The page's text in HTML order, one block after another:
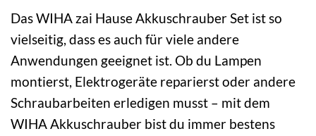
Das WIHA zai Hause Akkuschrauber Set ist so
vielseitig, dass es auch für viele andere
Anwendungen geeignet ist. Ob du Lampen
montierst, Elektrogeräte reparierst oder andere
Schraubarbeiten erledigen musst – mit dem
WIHA Akkuschrauber bist du immer bestens